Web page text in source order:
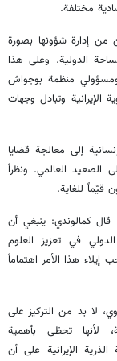
مختلفة.
من إدارة شؤونها بصورة
الدولية. وعلى هذا
ومسؤولي منظمة بوجواش
الإيرانية وتبادل وجهات
إلى معالجة قضايا
الصعيد العالمي. ونظراً
قيّماً للغاية.
كمالوندي: ينبغي أن
في تعزيز العلوم
إيلاء هذا الأمر اهتماماً
لا بد من التركيز على
لأنها تحظى بأهمية
الإيرانية على أن